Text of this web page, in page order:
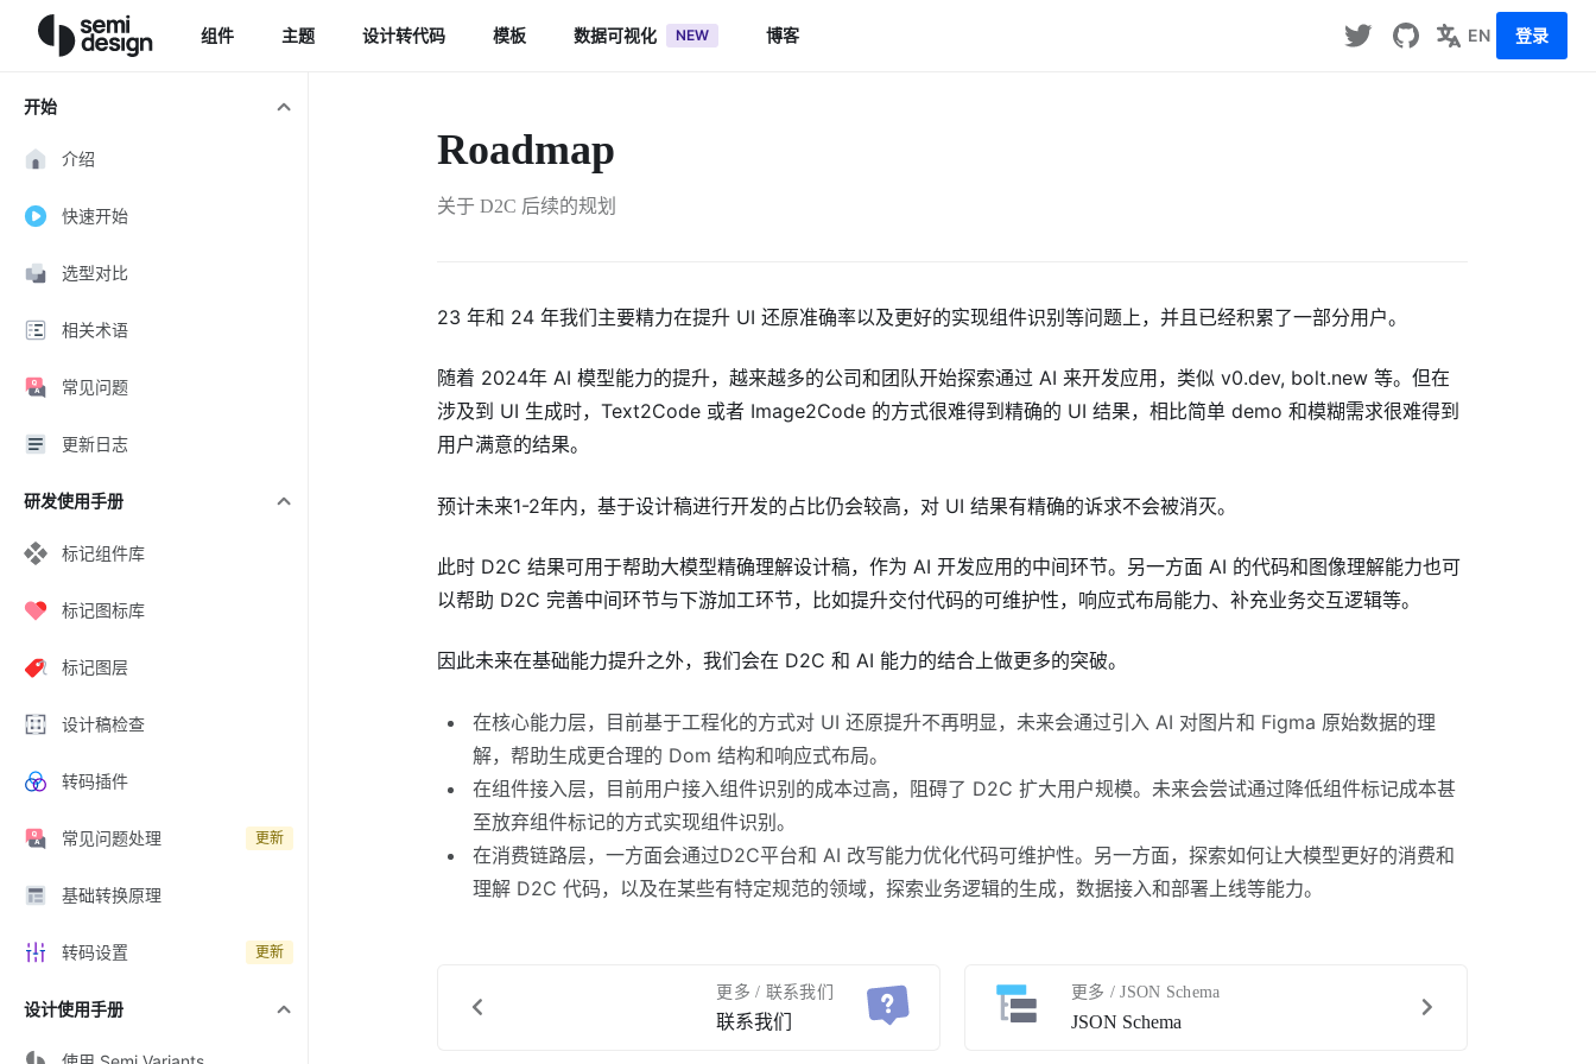
组件 主题 设计转代码 模板 数据可视化 NEW 博客 EN 登录
Roadmap
关于 D2C 后续的规划
23 年和 24 年我们主要精力在提升 UI 还原准确率以及更好的实现组件识别等问题上，并且已经积累了一部分用户。
随着 2024年 AI 模型能力的提升，越来越多的公司和团队开始探索通过 AI 来开发应用，类似 v0.dev, bolt.new 等。但在
涉及到 UI 生成时，Text2Code 或者 Image2Code 的方式很难得到精确的 UI 结果，相比简单 demo 和模糊需求很难得到
用户满意的结果。
预计未来1-2年内，基于设计稿进行开发的占比仍会较高，对 UI 结果有精确的诉求不会被消灭。
此时 D2C 结果可用于帮助大模型精确理解设计稿，作为 AI 开发应用的中间环节。另一方面 AI 的代码和图像理解能力也可
以帮助 D2C 完善中间环节与下游加工环节，比如提升交付代码的可维护性，响应式布局能力、补充业务交互逻辑等。
因此未来在基础能力提升之外，我们会在 D2C 和 AI 能力的结合上做更多的突破。
在核心能力层，目前基于工程化的方式对 UI 还原提升不再明显，未来会通过引入 AI 对图片和 Figma 原始数据的理
解，帮助生成更合理的 Dom 结构和响应式布局。
在组件接入层，目前用户接入组件识别的成本过高，阻碍了 D2C 扩大用户规模。未来会尝试通过降低组件标记成本甚
至放弃组件标记的方式实现组件识别。
在消费链路层，一方面会通过D2C平台和 AI 改写能力优化代码可维护性。另一方面，探索如何让大模型更好的消费和
理解 D2C 代码，以及在某些有特定规范的领域，探索业务逻辑的生成，数据接入和部署上线等能力。
更多 / 联系我们
联系我们
更多 / JSON Schema
JSON Schema
开始
介绍
快速开始
选型对比
相关术语
常见问题
更新日志
研发使用手册
标记组件库
标记图标库
标记图层
设计稿检查
转码插件
常见问题处理 更新
基础转换原理
转码设置 更新
设计使用手册